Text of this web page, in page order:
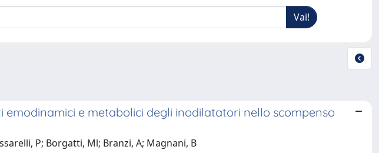
e metabolici degli inodilatatori nello scompenso
P; Borgatti, Ml; Branzi, A; Magnani, B